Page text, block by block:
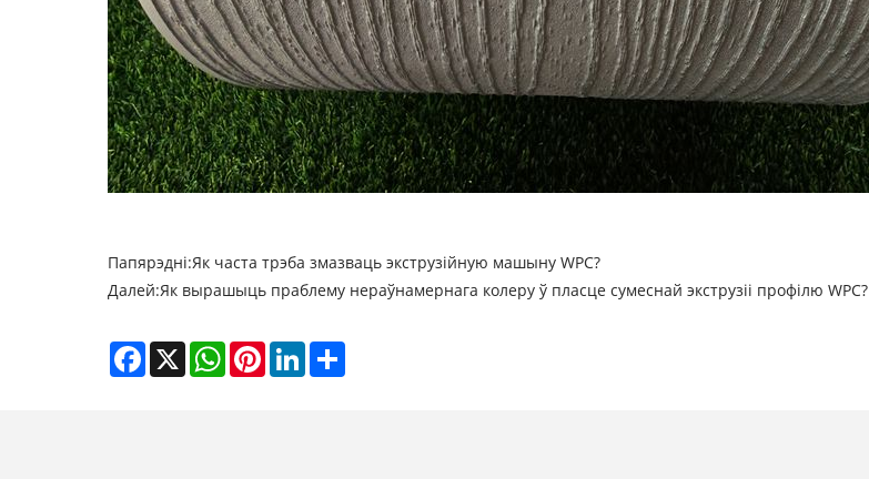
Папярэдні:Як часта трэба змазваць экструзійную машыну WPC?
Далей:Як вырашыць праблему нераўнамернага колеру ў пласце сумеснай экструзіі профілю WPC?
Facebook
X WhatsAppPinterestLinkedIn